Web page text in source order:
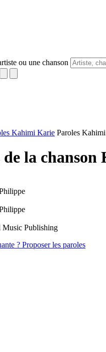
ou une chanson
Kahimi Karie Paroles
de la
Music Publishing
? Proposer les paroles